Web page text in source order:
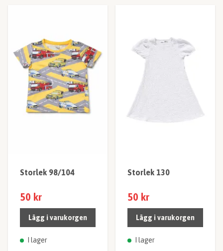
Storlek 98/104
50 kr
Lägg i varukorgen
I lager
Storlek 130
50 kr
Lägg i varukorgen
I lager